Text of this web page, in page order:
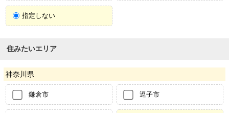
指定しない
住みたいエリア
神奈川県
鎌倉市 逗子市